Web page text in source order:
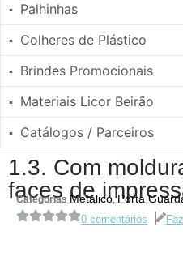
▪ Palhinhas
▪ Colheres de Plástico
▪ Brindes Promocionais
▪ Materiais Licor Beirão
▪ Catálogos / Parceiros
1.3. Com
faces de
Categorias Metálico,Porta
0 comentários